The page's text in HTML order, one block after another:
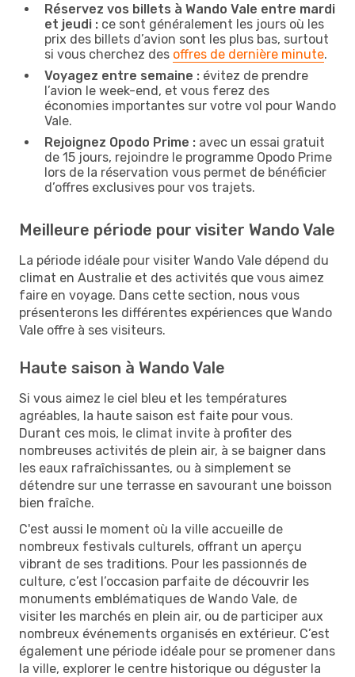
Réservez vos billets à Wando Vale entre mardi
et jeudi : ce sont généralement les jours où les
prix des billets d’avion sont les plus bas, surtout
si vous cherchez des offres de dernière minute.
Voyagez entre semaine : évitez de prendre
l’avion le week-end, et vous ferez des
économies importantes sur votre vol pour Wando
Vale.
Rejoignez Opodo Prime : avec un essai gratuit
de 15 jours, rejoindre le programme Opodo Prime
lors de la réservation vous permet de bénéficier
d’offres exclusives pour vos trajets.
Meilleure période pour visiter Wando Vale
La période idéale pour visiter Wando Vale dépend du
climat en Australie et des activités que vous aimez
faire en voyage. Dans cette section, nous vous
présenterons les différentes expériences que Wando
Vale offre à ses visiteurs.
Haute saison à Wando Vale
Si vous aimez le ciel bleu et les températures
agréables, la haute saison est faite pour vous.
Durant ces mois, le climat invite à profiter des
nombreuses activités de plein air, à se baigner dans
les eaux rafraîchissantes, ou à simplement se
détendre sur une terrasse en savourant une boisson
bien fraîche.
C'est aussi le moment où la ville accueille de
nombreux festivals culturels, offrant un aperçu
vibrant de ses traditions. Pour les passionnés de
culture, c’est l’occasion parfaite de découvrir les
monuments emblématiques de Wando Vale, de
visiter les marchés en plein air, ou de participer aux
nombreux événements organisés en extérieur. C’est
également une période idéale pour se promener dans
la ville, explorer le centre historique ou déguster la